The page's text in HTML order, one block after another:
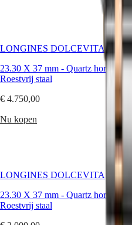
Garantie
een
servicecentrum
contact
ons
Onze
geschiedenis
Ons
museum
LONGINES DOLCEVITA
23.30 X 37 mm - Quartz horloge
-
Roestvrij staal
€ 4.750,00
Nu kopen
LONGINES DOLCEVITA
23.30 X 37 mm - Quartz horloge-
Roestvrij staal